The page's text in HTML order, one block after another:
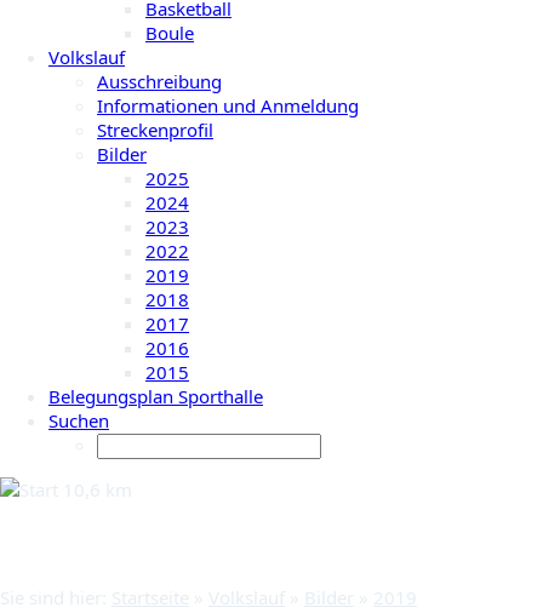
Basketball
Boule
Volkslauf
Ausschreibung
Informationen und Anmeldung
Streckenprofil
Bilder
2025
2024
2023
2022
2019
2018
2017
2016
2015
Belegungsplan Sporthalle
Suchen
Sie sind hier: Startseite Volkslauf Bilder 2019